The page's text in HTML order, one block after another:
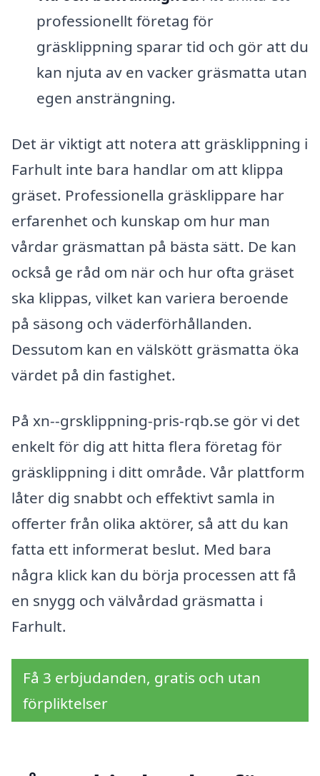
professionellt företag för
gräsklippning sparar tid och gör att du
kan njuta av en vacker gräsmatta utan
egen ansträngning.
Det är viktigt att notera att gräsklippning i
Farhult inte bara handlar om att klippa
gräset. Professionella gräsklippare har
erfarenhet och kunskap om hur man
vårdar gräsmattan på bästa sätt. De kan
också ge råd om när och hur ofta gräset
ska klippas, vilket kan variera beroende
på säsong och väderförhållanden.
Dessutom kan en välskött gräsmatta öka
värdet på din fastighet.
På xn--grsklippning-pris-rqb.se gör vi det
enkelt för dig att hitta flera företag för
gräsklippning i ditt område. Vår plattform
låter dig snabbt och effektivt samla in
offerter från olika aktörer, så att du kan
fatta ett informerat beslut. Med bara
några klick kan du börja processen att få
en snygg och välvårdad gräsmatta i
Farhult.
Få 3 erbjudanden, gratis och utan
förpliktelser